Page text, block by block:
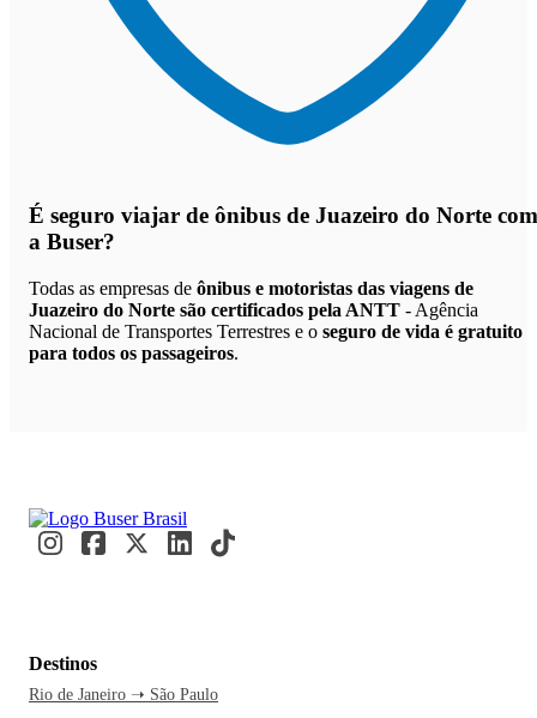
É seguro viajar de ônibus de Juazeiro do Norte com
a Buser?
Todas as empresas de ônibus e motoristas das viagens de
Juazeiro do Norte são certificados pela ANTT - Agência
Nacional de Transportes Terrestres e o seguro de vida é gratuito
para todos os passageiros.
Destinos
Rio de Janeiro ➝ São Paulo